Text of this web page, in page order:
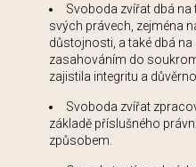
Svoboda zvířat dbá na
svých právech, zejména
důstojnosti, a také dbá
zasahováním do
zajistila integritu a
Svoboda zvířat
základě příslušného
způsobem.